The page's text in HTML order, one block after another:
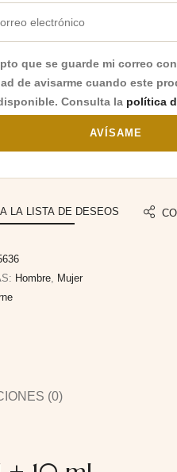
que se guarde mi correo
de avisarme cuando este
Consulta la política
AVÍSAME
LA LISTA DE DESEOS
Hombre,
Mujer
(0)